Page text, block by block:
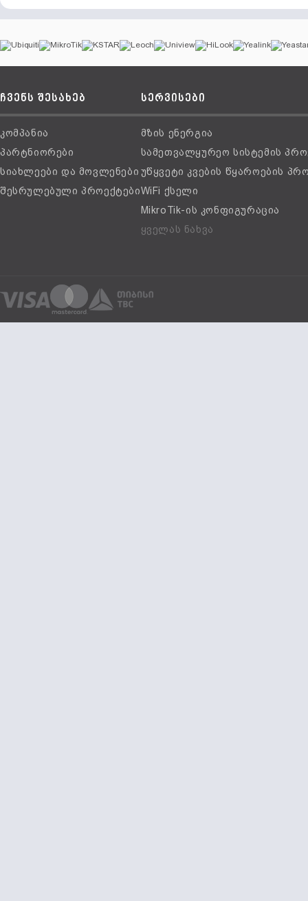
ჩვენს შესახებ
კომპანია
პარტნიორები
სიახლეები და მოვლენები
შესრულებული პროექტები
სერვისები
მზის ენერგია
სამეთვალყურეო სისტემის
უწყვეტი კვების წყაროების
WiFi ქსელი
MikroTik-ის კონფიგურაცია
ყველას ნახვა